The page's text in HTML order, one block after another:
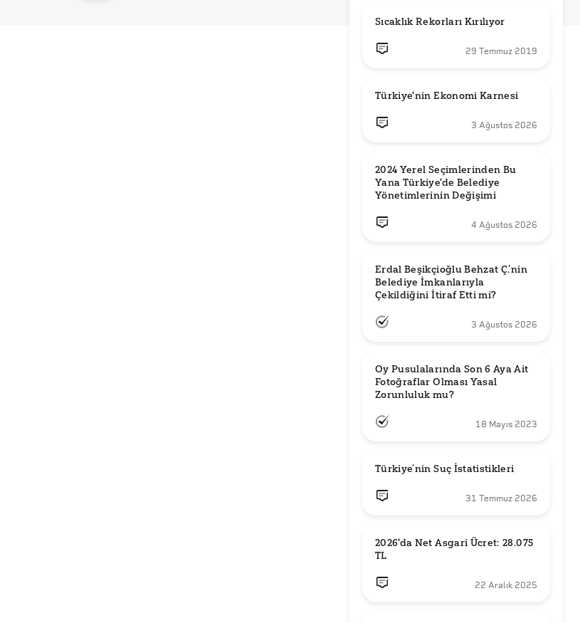
Sıcaklık Rekorları Kırılıyor
29 Temmuz 2019
Türkiye'nin Ekonomi Karnesi
3 Ağustos 2026
2024 Yerel Seçimlerinden Bu
Yana Türkiye'de Belediye
Yönetimlerinin Değişimi
4 Ağustos 2026
Erdal Beşikçioğlu Behzat Ç.’nin
Belediye İmkanlarıyla
3 Ağustos 2026
Oy Pusulalarında Son 6 Aya Ait
Fotoğraflar Olması Yasal
Zorunluluk mu?
18 Mayıs 2023
Türkiye’nin Suç İstatistikleri
31 Temmuz 2026
2026'da Net Asgari Ücret: 28.075
TL
22 Aralık 2025